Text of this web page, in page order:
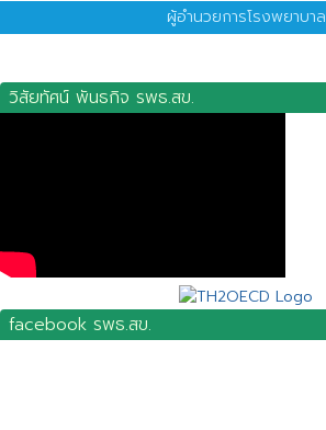
ผู้อำนวยการโรงพยาบาล
วิสัยทัศน์ พันธกิจ รพธ.สข.
facebook รพธ.สข.